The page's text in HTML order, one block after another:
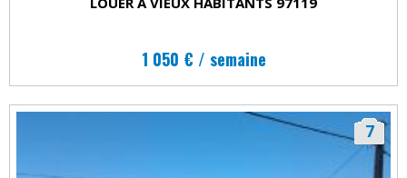
1 050 € / semaine
7